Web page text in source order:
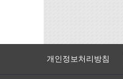
개인정보처리방침